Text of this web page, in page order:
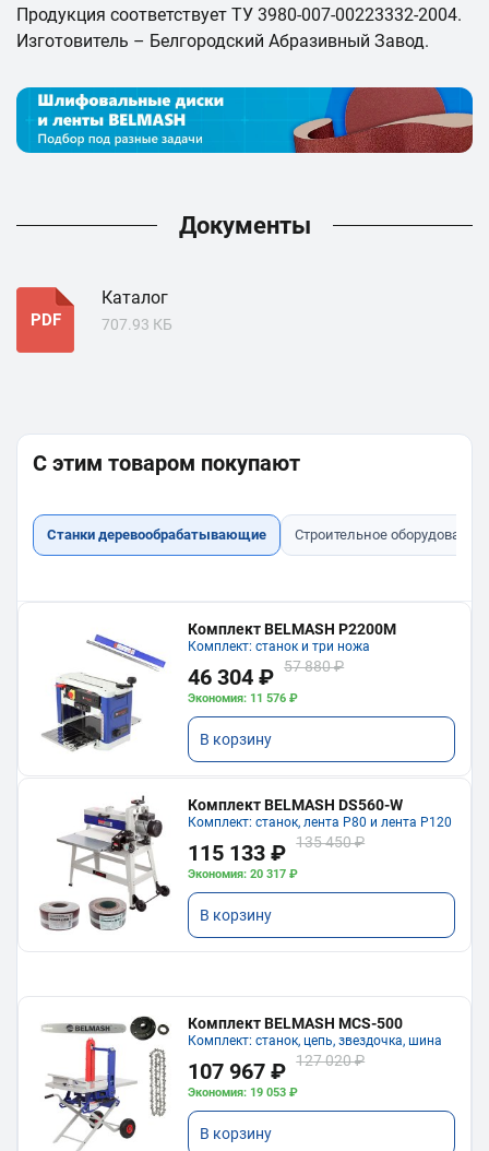
Продукция соответствует ТУ 3980-007-00223332-2004.
Изготовитель – Белгородский Абразивный Завод.
Документы
PDF
Каталог
707.93 КБ
С этим товаром покупают
Станки деревообрабатывающие Строительное оборудование
Комплект BELMASH P2200M
Комплект: станок и три ножа
46 304 ₽ 57 880 ₽
Экономия: 11 576 ₽
В корзину
Комплект BELMASH DS560-W
Комплект: станок, лента P80 и лента P120
115 133 ₽ 135 450 ₽
Экономия: 20 317 ₽
В корзину
Комплект BELMASH MCS-500
Комплект: станок, цепь, звездочка, шина
107 967 ₽ 127 020 ₽
Экономия: 19 053 ₽
В корзину